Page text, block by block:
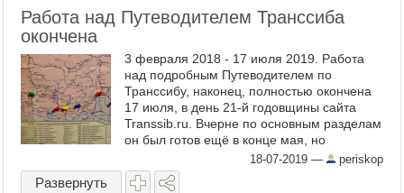
Работа над Путеводителем Транссиба
окончена
3 февраля 2018 - 17 июля 2019. Работа
над подробным Путеводителем по
Транссибу, наконец, полностью окончена
17 июля, в день 21-й годовщины сайта
Transsib.ru. Вчерне по основным разделам
он был готов ещё в конце мая, но
доработка и написание служебных частей
(предисловие, эпилог, таблица ...
18-07-2019 — periskop
Развернуть